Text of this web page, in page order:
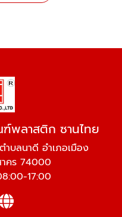
พลาสติก ซานไทย
บลนาดี อำเภอเมือง
คร 74000
17:00